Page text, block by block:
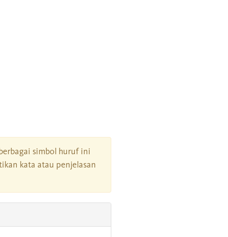
simbol huruf ini
kata atau penjelasan